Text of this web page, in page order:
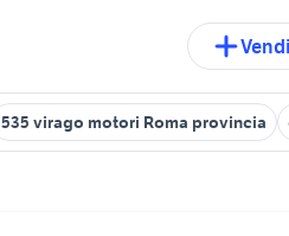
Vendi
535 virago motori Roma provincia